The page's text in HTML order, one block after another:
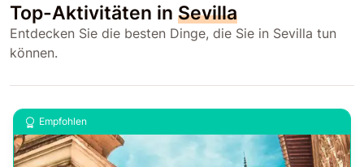
Top-Aktivitäten in Sevilla
Entdecken Sie die besten Dinge, die Sie in Sevilla tun
können.
Empfohlen